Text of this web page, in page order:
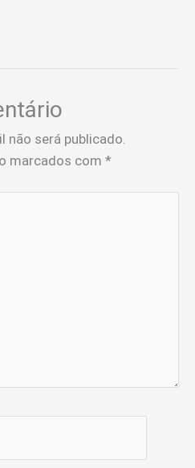
não será publicado.
marcados com *